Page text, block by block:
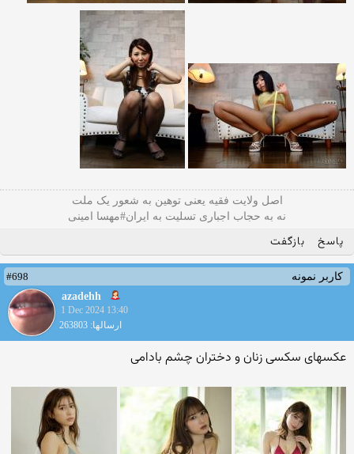
اصل ولایت فقیه یعنی‌ توهین به شعور یک ملت
نه به حجاب اجباری تسلیت به ایران#مهسا امینی
پاسخ بازگفت
کاربر نمونه
#698
azadehh
1 Dec 2024 13:40
ارسالها: 263803
عکسهای سکسی زنان و دختران چشم بادامی